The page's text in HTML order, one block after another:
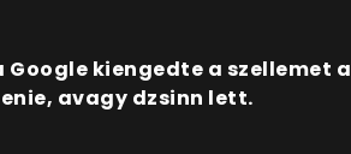
Google kiengedte a szellemet a
avagy dzsinn lett.